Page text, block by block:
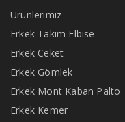
Ürünlerimiz
Erkek Takım Elbise
Erkek Ceket
Erkek Gömlek
Erkek Mont Kaban Palto
Erkek Kemer